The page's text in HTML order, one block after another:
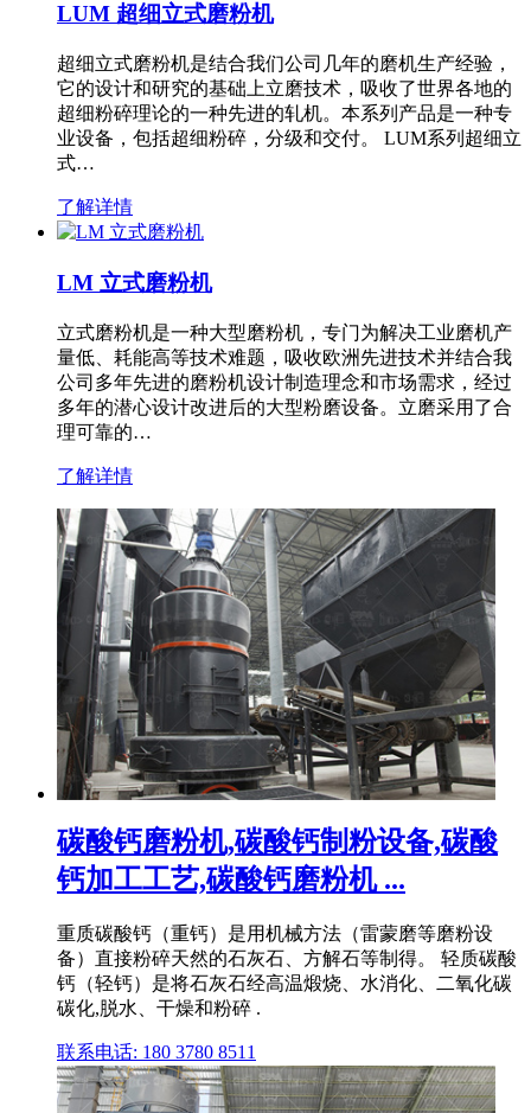
LUM 超细立式磨粉机
超细立式磨粉机是结合我们公司几年的磨机生产经验，
它的设计和研究的基础上立磨技术，吸收了世界各地的
超细粉碎理论的一种先进的轧机。本系列产品是一种专
业设备，包括超细粉碎，分级和交付。 LUM系列超细立
式…
了解详情
LM 立式磨粉机
立式磨粉机是一种大型磨粉机，专门为解决工业磨机产
量低、耗能高等技术难题，吸收欧洲先进技术并结合我
公司多年先进的磨粉机设计制造理念和市场需求，经过
多年的潜心设计改进后的大型粉磨设备。立磨采用了合
理可靠的…
了解详情
碳酸钙磨粉机,碳酸钙制粉设备,碳酸
钙加工工艺,碳酸钙磨粉机 ...
重质碳酸钙（重钙）是用机械方法（雷蒙磨等磨粉设
备）直接粉碎天然的石灰石、方解石等制得。 轻质碳酸
钙（轻钙）是将石灰石经高温煅烧、水消化、二氧化碳
碳化,脱水、干燥和粉碎 .
联系电话: 180 3780 8511